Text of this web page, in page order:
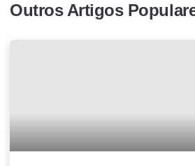
Outros Artigos